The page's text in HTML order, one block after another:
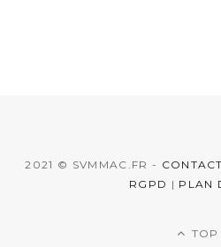
2021 © SVMMAC.FR - CONTACT
RGPD | PLAN
TOP